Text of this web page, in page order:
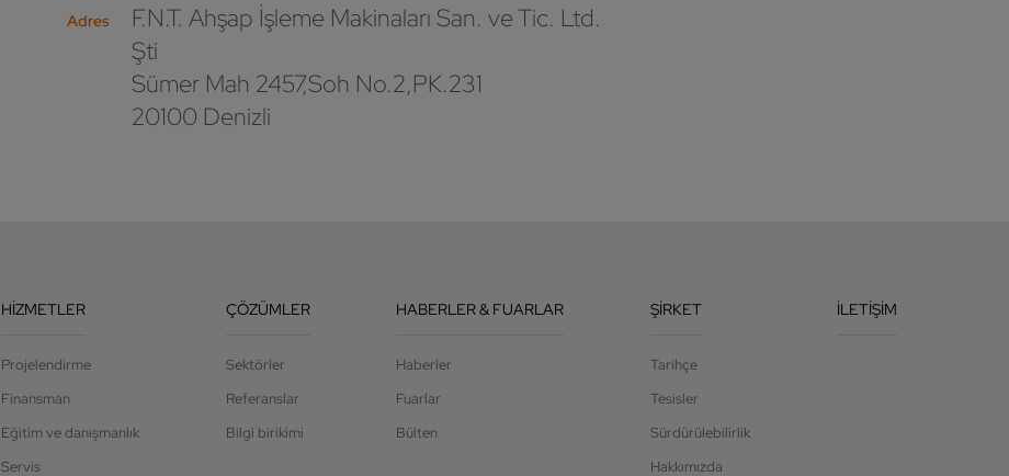
Adres
F.N.T. Ahşap İşleme Makinaları San. ve Tic. Ltd.
Şti
Sümer Mah 2457,Soh No.2,PK.231
20100 Denizli
HIZMETLER
Projelendirme
Finansman
Eğitim ve danışmanlık
Servis
ÇÖZÜMLER
Sektörler
Referanslar
Bilgi birikimi
HABERLER & FUARLAR
Haberler
Fuarlar
Bülten
ŞIRKET
Tarihçe
Tesisler
Sürdürülebilirlik
Hakkımızda
İLETIŞIM